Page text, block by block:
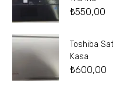
₺550,00
Toshiba
Kasa
₺600,00